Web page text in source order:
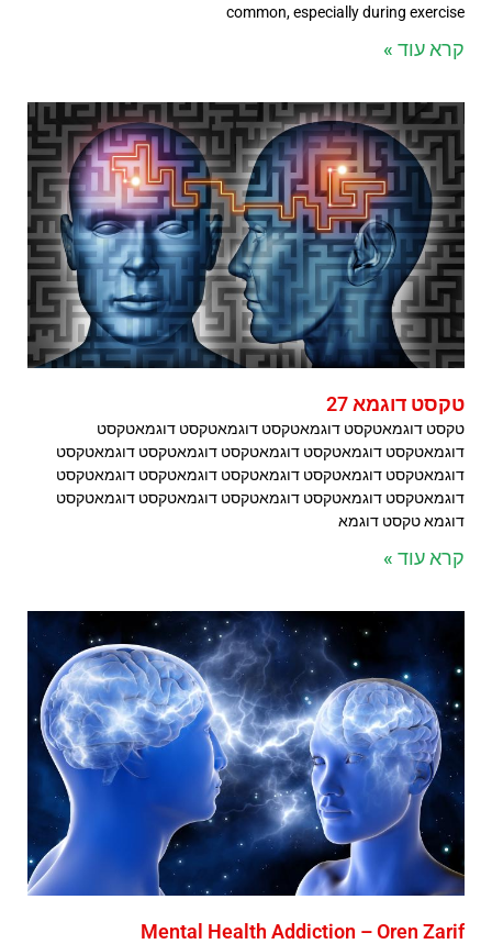
common, especially during exercise
קרא עוד »
טקסט דוגמא 27
טקסט דוגמאטקסט דוגמאטקסט דוגמאטקסט דוגמאטקסט
דוגמאטקסט דוגמאטקסט דוגמאטקסט דוגמאטקסט דוגמאטקסט
דוגמאטקסט דוגמאטקסט דוגמאטקסט דוגמאטקסט דוגמאטקסט
דוגמאטקסט דוגמאטקסט דוגמאטקסט דוגמאטקסט דוגמאטקסט
דוגמא טקסט דוגמא
קרא עוד »
Mental Health Addiction – Oren Zarif